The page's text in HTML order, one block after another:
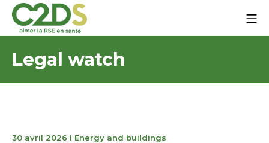
content
C2DS
Legal watch
30 avril 2026 29
I Energy and buildings